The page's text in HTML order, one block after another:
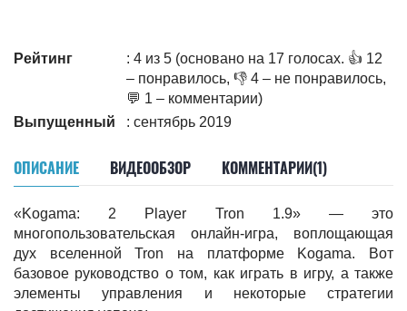
Рейтинг
: 4 из 5 (основано на 17 голосах. 👍 12
– понравилось, 👎 4 – не понравилось,
💬 1 – комментарии)
Выпущенный
: сентябрь 2019
ОПИСАНИЕ ВИДЕООБЗОР КОММЕНТАРИИ(1)
«Kogama: 2 Player Tron 1.9» — это
многопользовательская онлайн-игра, воплощающая
дух вселенной Tron на платформе Kogama. Вот
базовое руководство о том, как играть в игру, а также
элементы управления и некоторые стратегии